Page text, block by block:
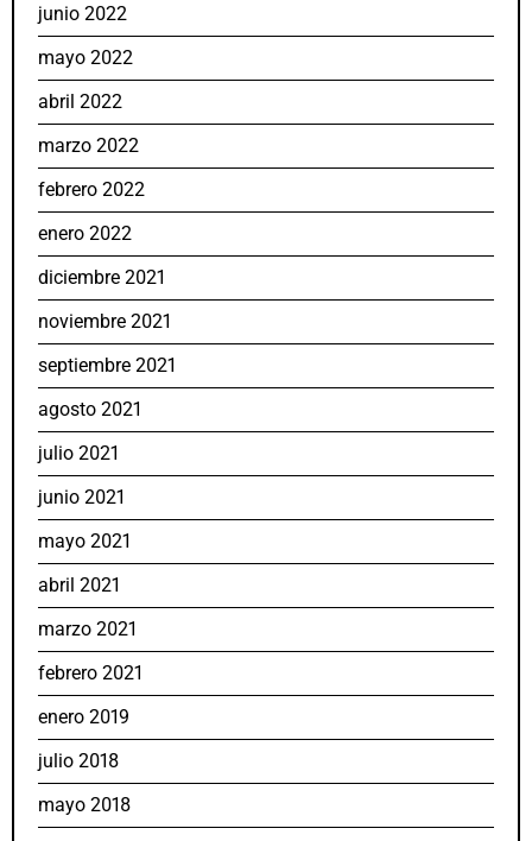
junio 2022
mayo 2022
abril 2022
marzo 2022
febrero 2022
enero 2022
diciembre 2021
noviembre 2021
septiembre 2021
agosto 2021
julio 2021
junio 2021
mayo 2021
abril 2021
marzo 2021
febrero 2021
enero 2019
julio 2018
mayo 2018